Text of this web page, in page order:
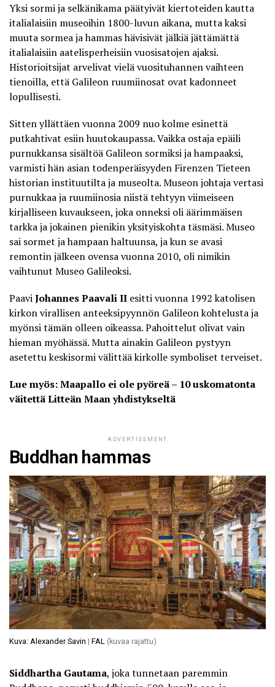
Yksi sormi ja selkänikama päätyivät kiertoteiden kautta
italialaisiin museoihin 1800-luvun aikana, mutta kaksi
muuta sormea ja hammas hävisivät jälkiä jättämättä
italialaisiin aatelisperheisiin vuosisatojen ajaksi.
Historioitsijat arvelivat vielä vuosituhannen vaihteen
tienoilla, että Galileon ruumiinosat ovat kadonneet
lopullisesti.
Sitten yllättäen vuonna 2009 nuo kolme esinettä
putkahtivat esiin huutokaupassa. Vaikka ostaja epäili
purnukkansa sisältöä Galileon sormiksi ja hampaaksi,
varmisti hän asian todenperäisyyden Firenzen Tieteen
historian instituutilta ja museolta. Museon johtaja vertasi
purnukkaa ja ruumiinosia niistä tehtyyn viimeiseen
kirjalliseen kuvaukseen, joka onneksi oli äärimmäisen
tarkka ja jokainen pienikin yksityiskohta täsmäsi. Museo
sai sormet ja hampaan haltuunsa, ja kun se avasi
remontin jälkeen ovensa vuonna 2010, oli nimikin
vaihtunut Museo Galileoksi.
PaaviJohannes Paavali II esitti vuonna 1992 katolisen
kirkon virallisen anteeksipyynnön Galileon kohtelusta ja
myönsi tämän olleen oikeassa. Pahoittelut olivat vain
hieman myöhässä. Mutta ainakin Galileon pystyyn
asetettu keskisormi välittää kirkolle symboliset terveiset.
Lue myös: Maapallo ei ole pyöreä – 10 uskomatonta
väitettä Litteän Maan yhdistykseltä
ADVERTISEMENT
Buddhan hammas
Kuva: Alexander Savin | FAL (kuvaa rajattu)
Siddhartha Gautama, joka tunnetaan paremmin